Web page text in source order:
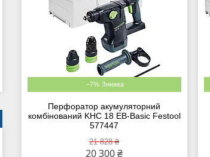
–7%
Перфоратор акумуляторний
комбінований KHC 18 EB-Basic Festool
577447
21 828 ₴
20 300 ₴